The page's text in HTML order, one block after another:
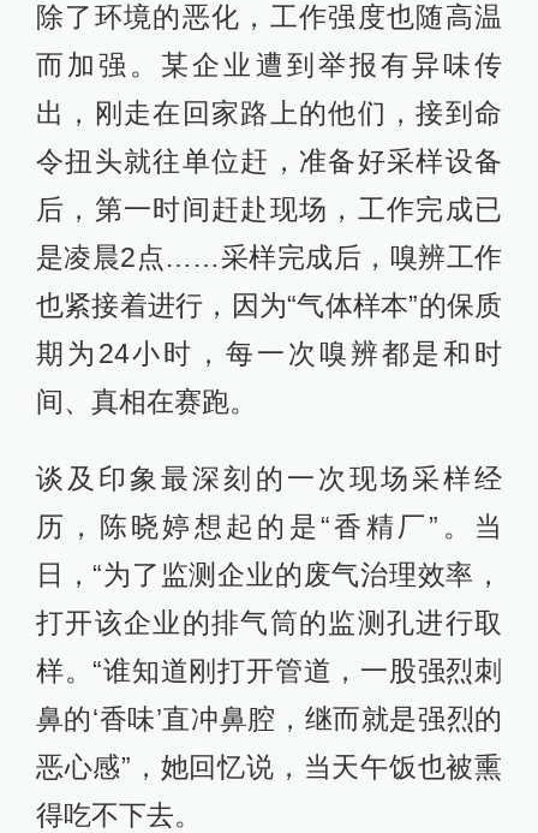
除了环境的恶化，工作强度也随高温
而加强。某企业遭到举报有异味传
出，刚走在回家路上的他们，接到命
令扭头就往单位赶，准备好采样设备
后，第一时间赶赴现场，工作完成已
是凌晨2点……采样完成后，嗅辨工作
也紧接着进行，因为“气体样本”的保质
期为24小时，每一次嗅辨都是和时
间、真相在赛跑。
谈及印象最深刻的一次现场采样经
历，陈晓婷想起的是“香精厂”。当
日，“为了监测企业的废气治理效率，
打开该企业的排气筒的监测孔进行取
样。“谁知道刚打开管道，一股强烈刺
鼻的‘香味’直冲鼻腔，继而就是强烈的
恶心感”，她回忆说，当天午饭也被熏
得吃不下去。